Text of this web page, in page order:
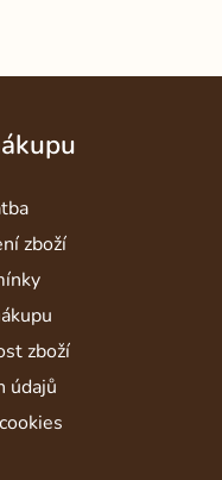
zboží
zboží
údajů